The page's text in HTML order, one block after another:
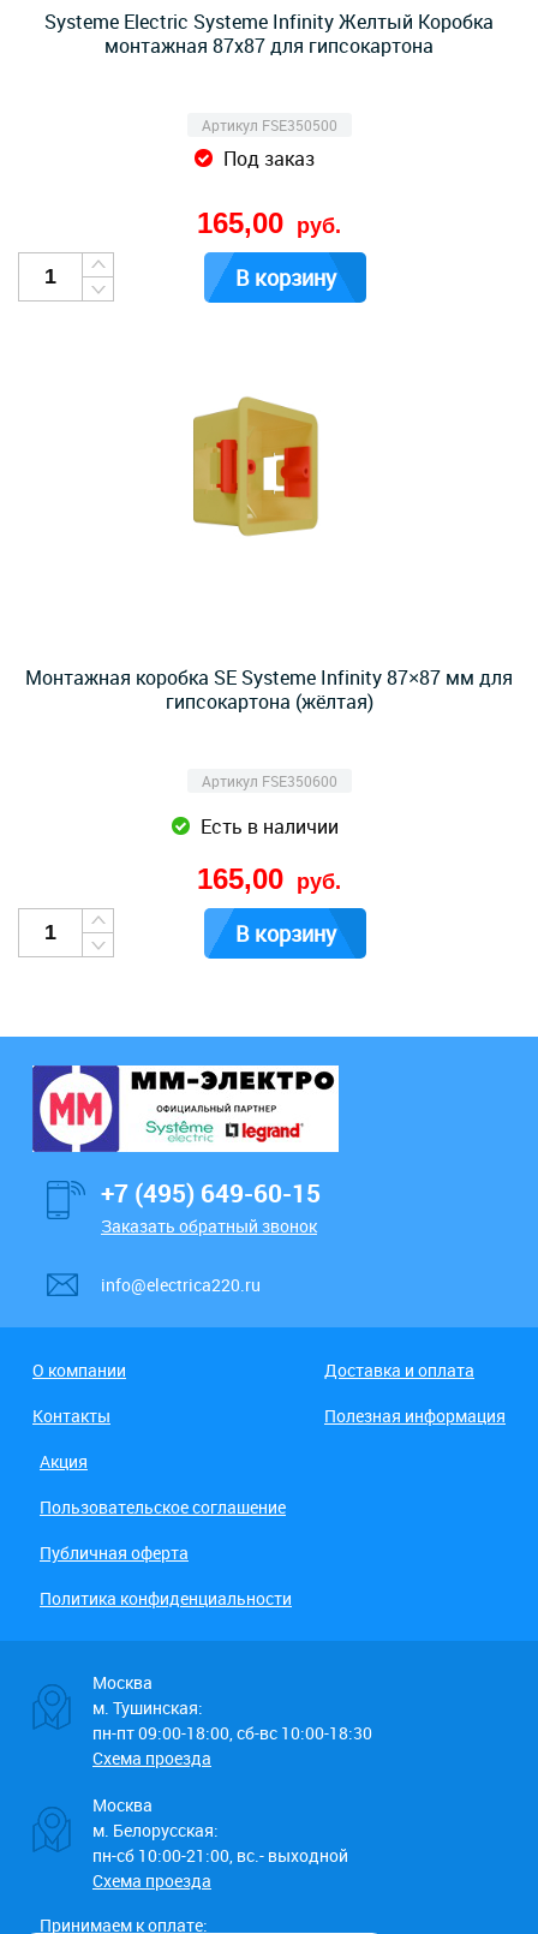
Systeme Electric Systeme Infinity Желтый Коробка
монтажная 87х87 для гипсокартона
Артикул FSE350500
Под заказ
165,00 руб.
В корзину
Монтажная коробка SE Systeme Infinity 87×87 мм для
гипсокартона (жёлтая)
Артикул FSE350600
Есть в наличии
165,00 руб.
В корзину
+7 (495) 649-60-15
Заказать обратный звонок
info@electrica220.ru
О компании
Доставка и оплата
Контакты
Полезная информация
Акция
Пользовательское соглашение
Публичная оферта
Политика конфиденциальности
Москва
м. Тушинская:
пн-пт 09:00-18:00, сб-вс 10:00-18:30
Схема проезда
Москва
м. Белорусская:
пн-сб 10:00-21:00, вс.- выходной
Схема проезда
Принимаем к оплате: